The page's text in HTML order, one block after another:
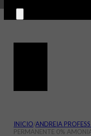
INICIO/ANDREIA
PERMANENTE 0%